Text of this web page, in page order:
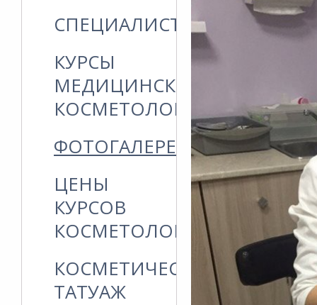
СПЕЦИАЛИСТЫ
КУРСЫ
МЕДИЦИНСКОЙ
КОСМЕТОЛОГИИ
ФОТОГАЛЕРЕЯ
ЦЕНЫ
КУРСОВ
КОСМЕТОЛОГИИ
КОСМЕТИЧЕСКИЙ
ТАТУАЖ